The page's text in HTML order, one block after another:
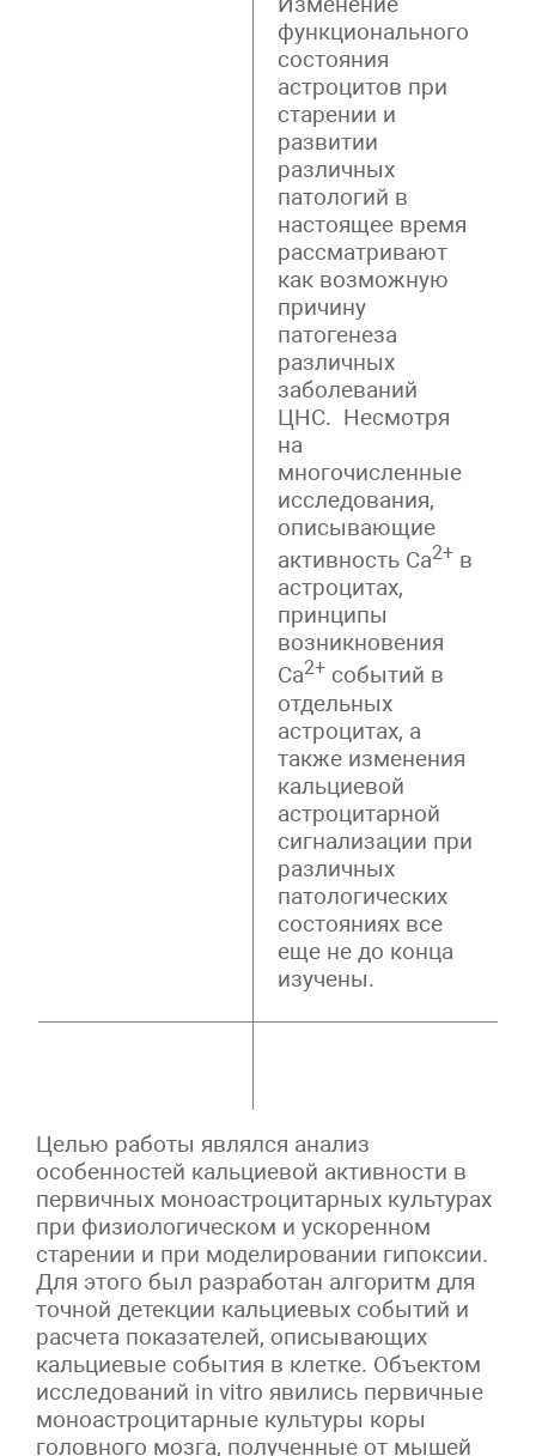
функционального
состояния
астроцитов при
старении и
развитии
различных
патологий в
настоящее время
рассматривают
как возможную
причину
патогенеза
различных
заболеваний
ЦНС. Несмотря
на
многочисленные
исследования,
описывающие
активность Ca2+ в
астроцитах,
принципы
возникновения
Ca2+ событий в
отдельных
астроцитах, а
также изменения
кальциевой
астроцитарной
сигнализации при
различных
патологических
состояниях все
еще не до конца
изучены.
Целью работы являлся анализ
особенностей кальциевой активности в
первичных моноастроцитарных культурах
при физиологическом и ускоренном
старении и при моделировании гипоксии.
Для этого был разработан алгоритм для
точной детекции кальциевых событий и
расчета показателей, описывающих
кальциевые события в клетке. Объектом
исследований in vitro явились первичные
моноастроцитарные культуры коры
головного мозга, полученные от мышей